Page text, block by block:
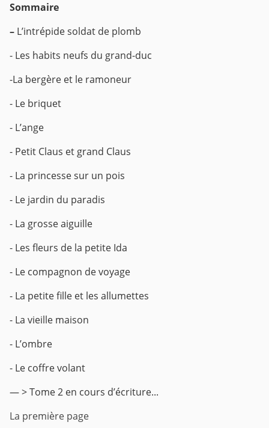
Sommaire
– L’intrépide soldat de plomb
- Les habits neufs du grand-duc
-La bergère et le ramoneur
- Le briquet
- L’ange
- Petit Claus et grand Claus
- La princesse sur un pois
- Le jardin du paradis
- La grosse aiguille
- Les fleurs de la petite Ida
- Le compagnon de voyage
- La petite fille et les allumettes
- La vieille maison
- L’ombre
- Le coffre volant
— > Tome 2 en cours d’écriture...
La première page